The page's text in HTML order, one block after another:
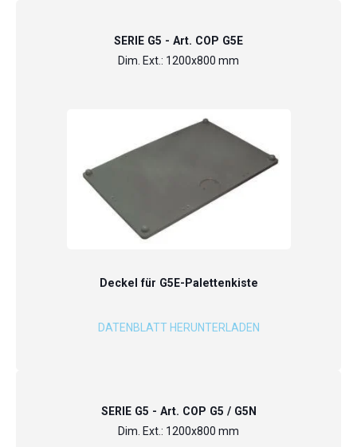
SERIE G5 - Art. COP G5E
Dim. Ext.: 1200x800 mm
Deckel für G5E-Palettenkiste
DATENBLATT HERUNTERLADEN
SERIE G5 - Art. COP G5 / G5N
Dim. Ext.: 1200x800 mm